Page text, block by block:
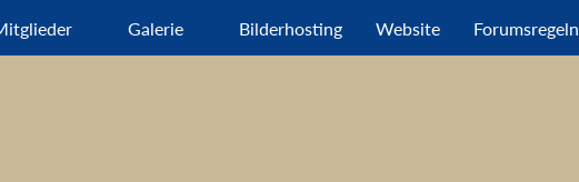
Galerie Bilderhosting Website Forumsregeln